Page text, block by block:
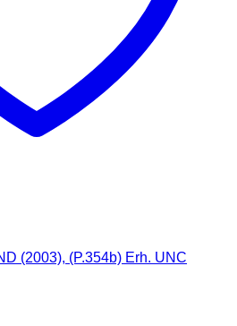
(2003), (P.354b) Erh. UNC